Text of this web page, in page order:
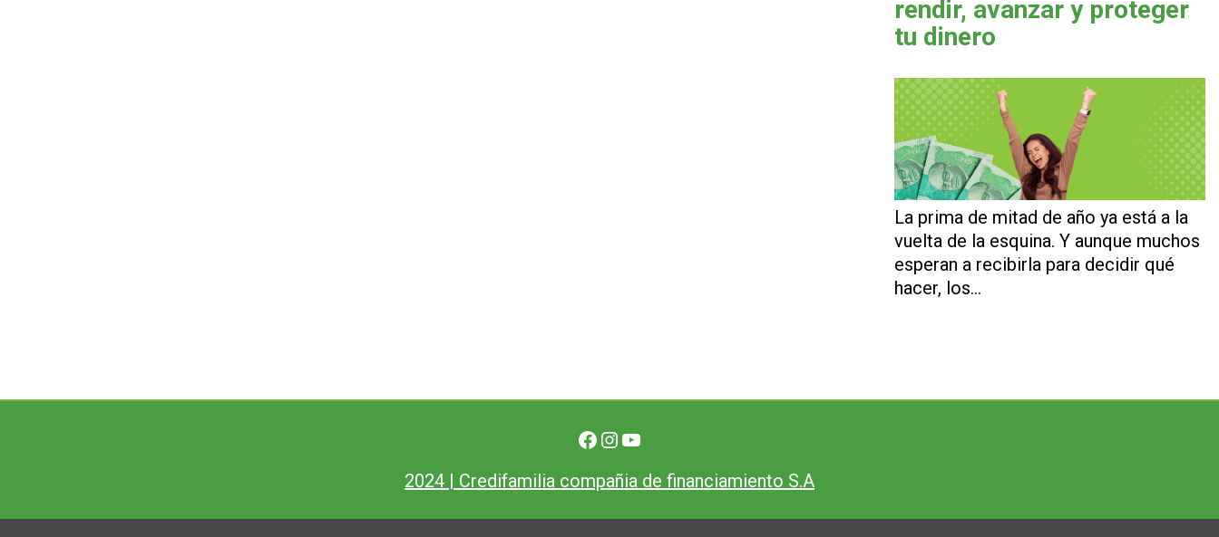
rendir, avanzar y proteger
tu dinero
La prima de mitad de año ya está a la
vuelta de la esquina. Y aunque muchos
esperan a recibirla para decidir qué
hacer, los…
2024 | Credifamilia compañia de financiamiento S.A